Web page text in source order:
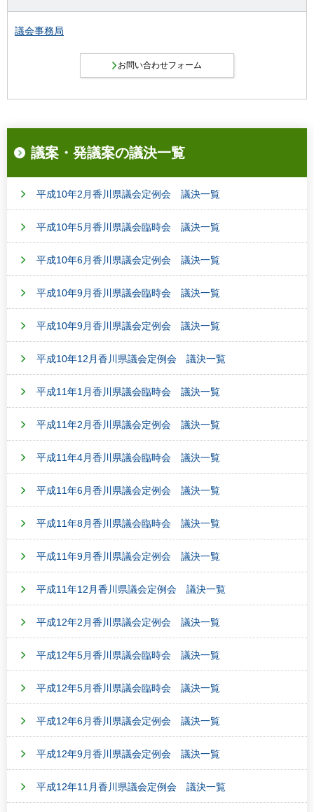
議会事務局
議案・発議案の議決一覧
平成10年2月香川県議会定例会 議決一覧
平成10年5月香川県議会臨時会 議決一覧
平成10年6月香川県議会定例会 議決一覧
平成10年9月香川県議会臨時会 議決一覧
平成10年9月香川県議会定例会 議決一覧
平成10年12月香川県議会定例会 議決一覧
平成11年1月香川県議会臨時会 議決一覧
平成11年2月香川県議会定例会 議決一覧
平成11年4月香川県議会臨時会 議決一覧
平成11年6月香川県議会定例会 議決一覧
平成11年8月香川県議会臨時会 議決一覧
平成11年9月香川県議会定例会 議決一覧
平成11年12月香川県議会定例会 議決一覧
平成12年2月香川県議会定例会 議決一覧
平成12年5月香川県議会臨時会 議決一覧
平成12年5月香川県議会臨時会 議決一覧
平成12年6月香川県議会定例会 議決一覧
平成12年9月香川県議会定例会 議決一覧
平成12年11月香川県議会定例会 議決一覧